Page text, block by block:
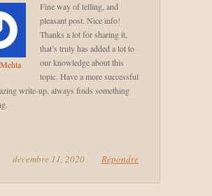
Fine way of telling, and
pleasant post. Nice info!
Thanks a lot for sharing it,
that’s truly has added a lot to
our knowledge about this
topic. Have a more successful
write-up, always finds something
décembre 11, 2020 Répondre